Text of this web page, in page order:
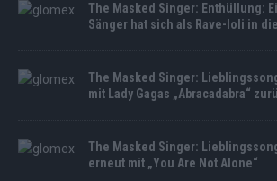
The Masked Singer: Enthüllung:
Sänger hat sich als Rave-Ioli in
The Masked Singer:
mit Lady Gagas „Abracadabra“
The Masked Singer:
erneut mit „You Are Not Alone“